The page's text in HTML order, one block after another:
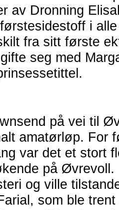
av Dronning
i
fra sitt første
seg med
på vei til
amatørløp. For
var det et stort
på Øvrevoll.
og ville
som ble